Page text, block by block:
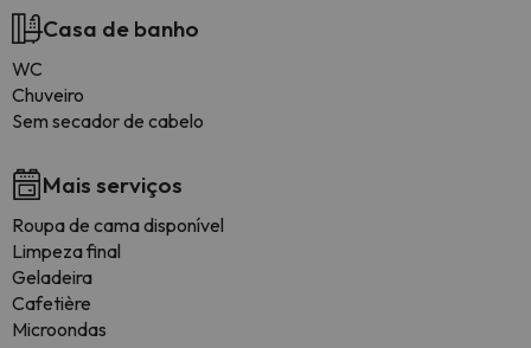
Casa de banho
WC
Chuveiro
Sem secador de cabelo
Mais serviços
Roupa de cama disponível
Limpeza final
Geladeira
Cafetière
Microondas